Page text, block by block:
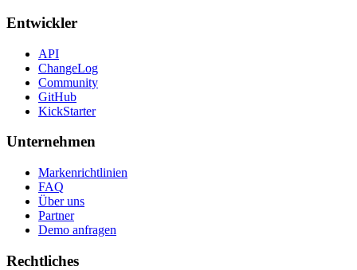
Entwickler
API
ChangeLog
Community
GitHub
KickStarter
Unternehmen
Markenrichtlinien
FAQ
Über uns
Partner
Demo anfragen
Rechtliches